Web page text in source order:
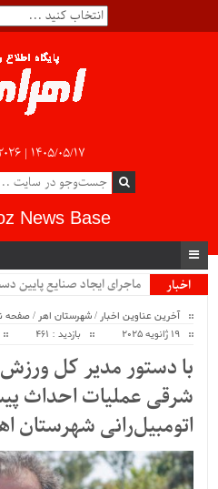
| ۱۴۰۵/۰۵/۱۷
News Base
اخبار
ماجرای ایجاد صنایع پایین
آخرین عناوین اخبار /شهرستان اهر /صفحه
19 ژانویه 2025
بازدید : 461
با دستور مدیر کل ورزش
شرقی عملیات احداث
اتومبیل‌رانی شهرستان